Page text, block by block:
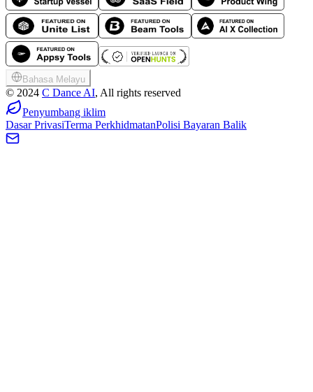
Bahasa Melayu
© 2024 C Dance AI, All rights reserved
Penyumbang iklim
Dasar PrivasiTerma PerkhidmatanPolisi Bayaran Balik